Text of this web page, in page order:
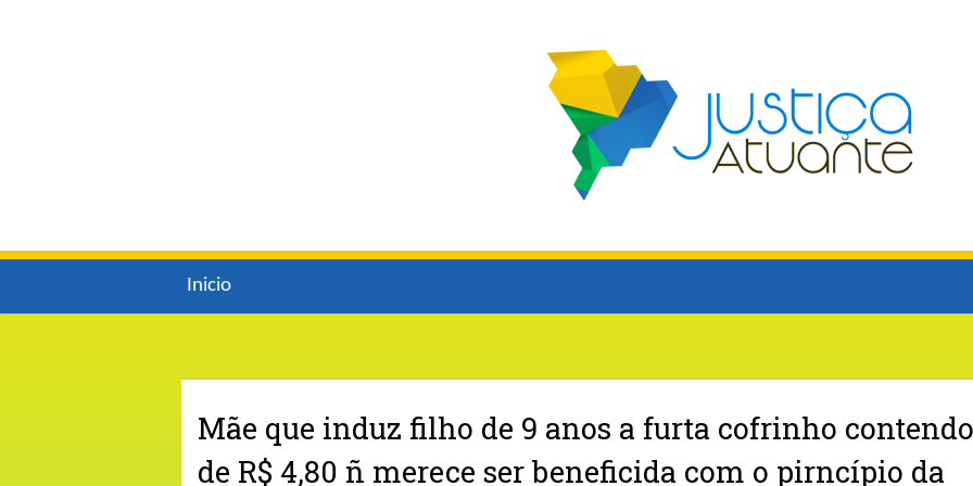
Inicio
Mãe que induz filho de 9 anos a furta cofrinho contendo
de R$ 4,80 ñ merece ser beneficida com o pirncípio da